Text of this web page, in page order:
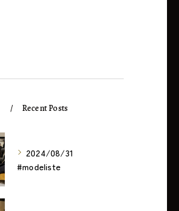
Recent Posts
2024/08/31
#modeliste